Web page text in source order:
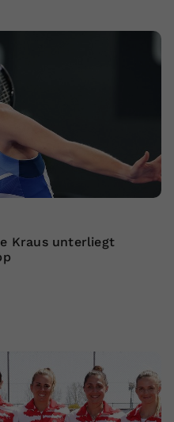
Kraus unterliegt